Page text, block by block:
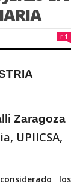
1
Zaragoza
UPIICSA,
los